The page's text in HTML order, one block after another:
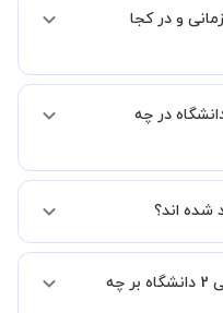
را در کنار دوستان و یا
امکان وجود دارد. در این
چه زمانی و در کجا
شاگرد برگزار میشود. در
استاد خود هماهنگی لازم را
های آنلاین فیزیک عمومی 2 دانشگاه در چه
شده اند؟
فعالیت در استادبانک را
قیمت و ستاره اساتید فیزیک عمومی 2 دانشگاه بر چه